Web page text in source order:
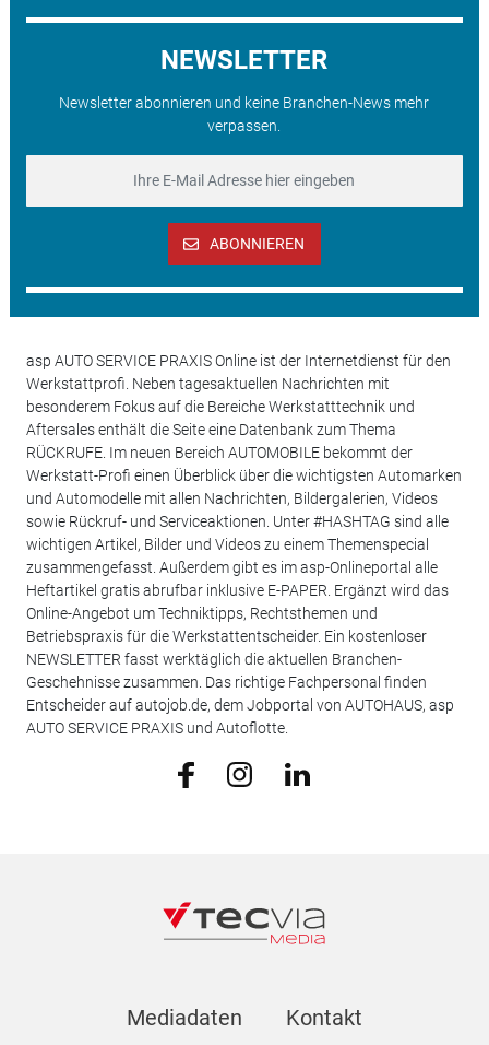
NEWSLETTER
Newsletter abonnieren und keine Branchen-News mehr
verpassen.
ABONNIEREN
asp AUTO SERVICE PRAXIS Online ist der Internetdienst für den
Werkstattprofi. Neben tagesaktuellen Nachrichten mit
besonderem Fokus auf die Bereiche Werkstatttechnik und
Aftersales enthält die Seite eine Datenbank zum Thema
RÜCKRUFE. Im neuen Bereich AUTOMOBILE bekommt der
Werkstatt-Profi einen Überblick über die wichtigsten Automarken
und Automodelle mit allen Nachrichten, Bildergalerien, Videos
sowie Rückruf- und Serviceaktionen. Unter #HASHTAG sind alle
wichtigen Artikel, Bilder und Videos zu einem Themenspecial
zusammengefasst. Außerdem gibt es im asp-Onlineportal alle
Heftartikel gratis abrufbar inklusive E-PAPER. Ergänzt wird das
Online-Angebot um Techniktipps, Rechtsthemen und
Betriebspraxis für die Werkstattentscheider. Ein kostenloser
NEWSLETTER fasst werktäglich die aktuellen Branchen-
Geschehnisse zusammen. Das richtige Fachpersonal finden
Entscheider auf autojob.de, dem Jobportal von AUTOHAUS, asp
AUTO SERVICE PRAXIS und Autoflotte.
Mediadaten Kontakt